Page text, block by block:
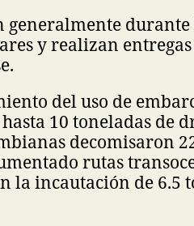
generalmente
y realizan
del uso de
10 toneladas de
decomisaron
rutas
la incautación de 6.5